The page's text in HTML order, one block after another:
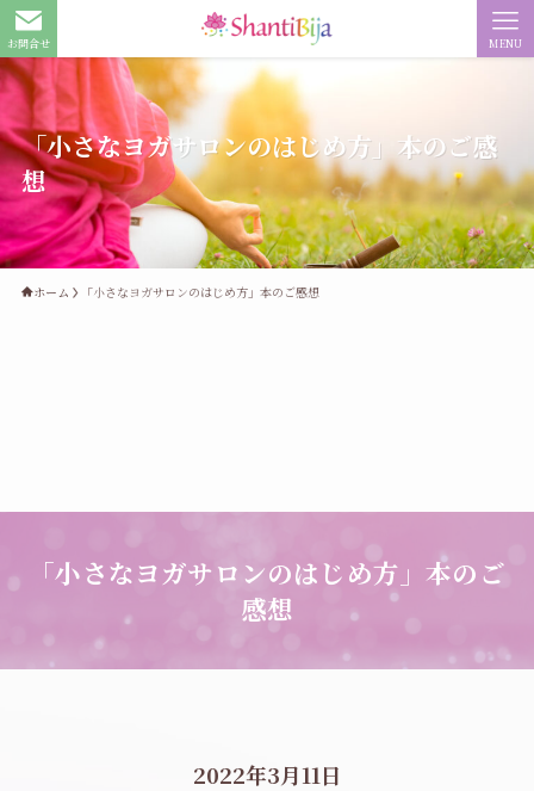
お問合せ MENU
「小さなヨガサロンのはじめ方」本のご感
想
ホーム 「小さなヨガサロンのはじめ方」本のご感想
「小さなヨガサロンのはじめ方」本のご
感想
2022年3月11日